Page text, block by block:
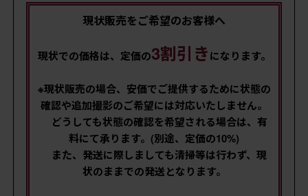
現状販売をご希望のお客様へ
現状での価格は、定価の3割引きになります。
※現状販売の場合、安価でご提供するために状態の
確認や追加撮影のご希望には対応いたしません。
どうしても状態の確認を希望される場合は、有
料にて承ります。(別途、定価の10%)
また、発送に際しましても清掃等は行わず、現
状のままでの発送となります。